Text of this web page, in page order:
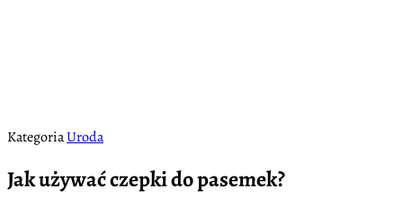
KategoriaUroda
Jak używać czepki do pasemek?